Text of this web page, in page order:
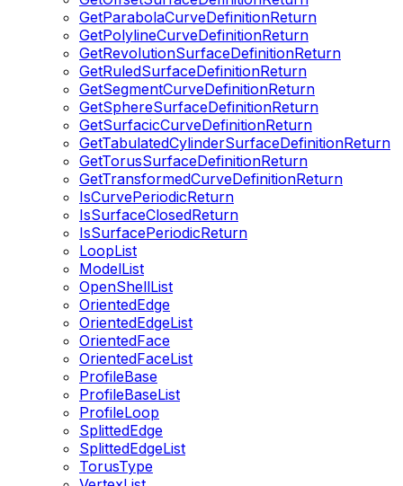
GetParabolaCurveDefinitionReturn
GetPolylineCurveDefinitionReturn
GetRevolutionSurfaceDefinitionReturn
GetRuledSurfaceDefinitionReturn
GetSegmentCurveDefinitionReturn
GetSphereSurfaceDefinitionReturn
GetSurfacicCurveDefinitionReturn
GetTabulatedCylinderSurfaceDefinitionReturn
GetTorusSurfaceDefinitionReturn
GetTransformedCurveDefinitionReturn
IsCurvePeriodicReturn
IsSurfaceClosedReturn
IsSurfacePeriodicReturn
LoopList
ModelList
OpenShellList
OrientedEdge
OrientedEdgeList
OrientedFace
OrientedFaceList
ProfileBase
ProfileBaseList
ProfileLoop
SplittedEdge
SplittedEdgeList
TorusType